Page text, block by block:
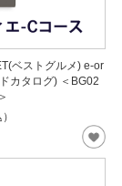
ベストグルメ) e-or
カタログ) ＜BG02